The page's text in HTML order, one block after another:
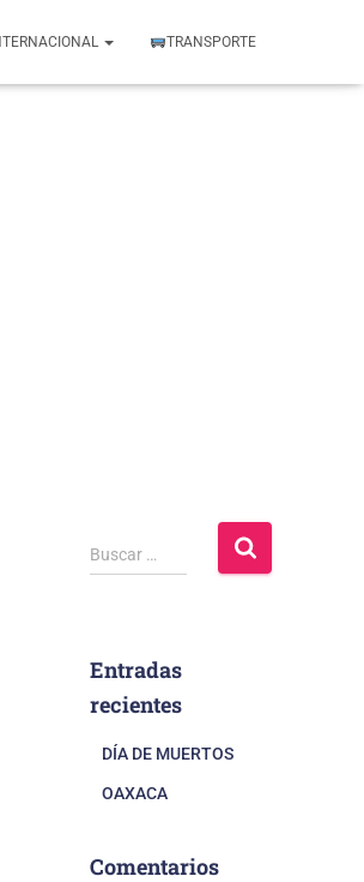
TRANSPORTE
Buscar …
Entradas
recientes
DÍA DE MUERTOS
OAXACA
Comentarios